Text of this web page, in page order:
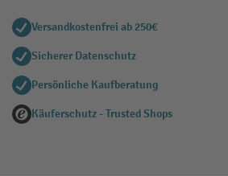
Versandkostenfrei ab 250€
Sicherer Datenschutz
Persönliche Kaufberatung
Käuferschutz - Trusted Shops